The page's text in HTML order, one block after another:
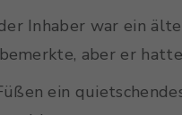
Inhaber war ein
aber er
ein